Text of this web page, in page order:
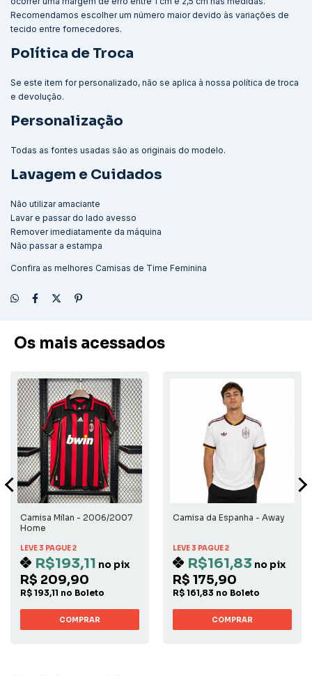
Recomendamos escolher um número maior devido às variações de
tecido entre fornecedores.
Política de Troca
Se este item for personalizado, não se aplica à nossa política de troca
e devolução.
Personalização
Todas as fontes usadas são as originais do modelo.
Lavagem e Cuidados
Não utilizar amaciante
Lavar e passar do lado avesso
Remover imediatamente da máquina
Não passar a estampa
Confira as melhores Camisas de Time Feminina
Os mais acessados
Camisa Milan - 2006/2007
Home
LEVE 3 PAGUE 2
R$193,11 no pix
R$ 209,90
R$ 193,11 no Boleto
COMPRAR
Camisa da Espanha - Away
LEVE 3 PAGUE 2
R$161,83 no pix
R$ 175,90
R$ 161,83 no Boleto
COMPRAR